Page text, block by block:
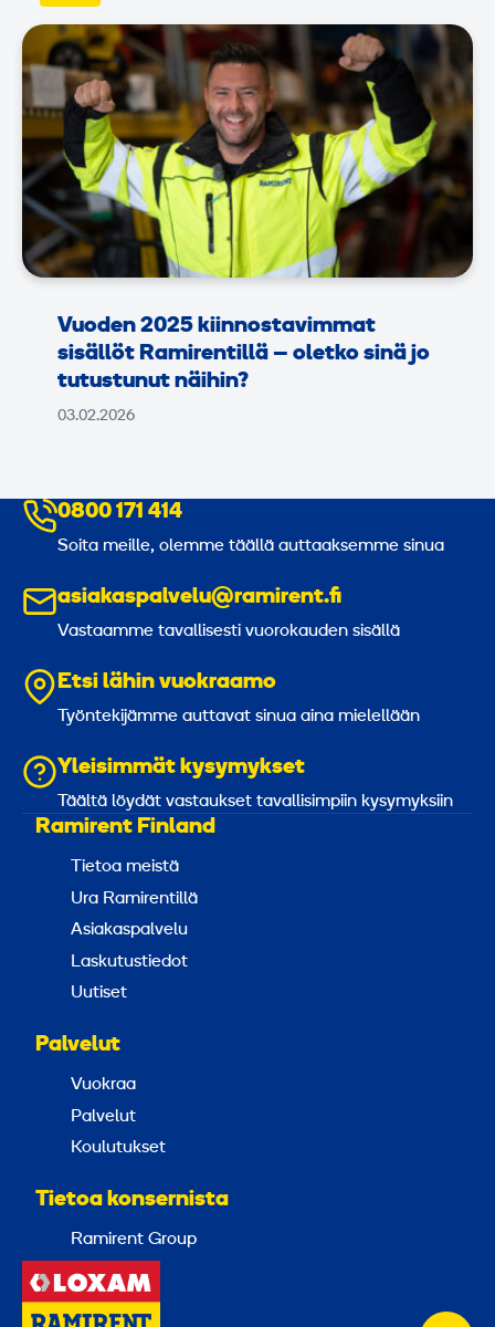
Vuoden 2025 kiinnostavimmat
sisällöt Ramirentillä – oletko sinä jo
tutustunut näihin?
03.02.2026
0800 171 414
Soita meille, olemme täällä auttaaksemme sinua
asiakaspalvelu@ramirent.fi
Vastaamme tavallisesti vuorokauden sisällä
Etsi lähin vuokraamo
Työntekijämme auttavat sinua aina mielellään
Yleisimmät kysymykset
Täältä löydät vastaukset tavallisimpiin kysymyksiin
Ramirent Finland
Tietoa meistä
Ura Ramirentillä
Asiakaspalvelu
Laskutustiedot
Uutiset
Palvelut
Vuokraa
Palvelut
Koulutukset
Tietoa konsernista
Ramirent Group